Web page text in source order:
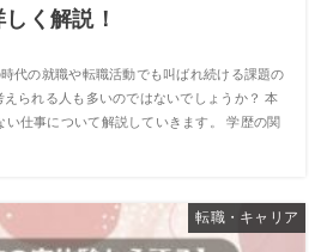
く解説！
代の就職や転職活動でも叫ばれ続ける課題の
られる人も多いのではないでしょうか？ 本
い仕事について解説していきます。 学歴の関
転職・キャリア